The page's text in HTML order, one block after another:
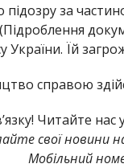
підозру за
України. Їй
справою
Читайте нас
свої новини
Мобільний